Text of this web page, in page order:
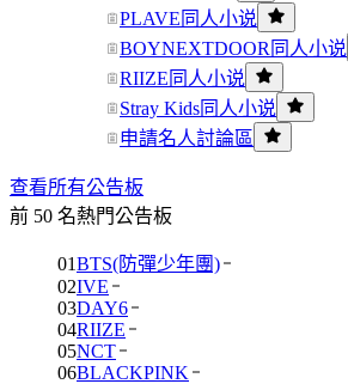
PLAVE同人小说
BOYNEXTDOOR同人小说
RIIZE同人小说
Stray Kids同人小说
申請名人討論區
查看所有公告板
前 50 名熱門公告板
01BTS(防彈少年團)
02IVE
03DAY6
04RIIZE
05NCT
06BLACKPINK